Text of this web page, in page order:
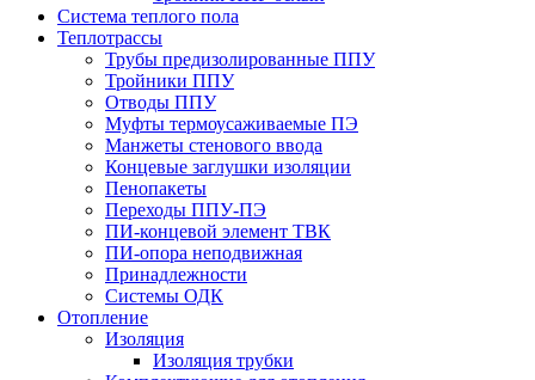
Система теплого пола
Теплотрассы
Трубы предизолированные ППУ
Тройники ППУ
Отводы ППУ
Муфты термоусаживаемые ПЭ
Манжеты стенового ввода
Концевые заглушки изоляции
Пенопакеты
Переходы ППУ-ПЭ
ПИ-концевой элемент ТВК
ПИ-опора неподвижная
Принадлежности
Системы ОДК
Отопление
Изоляция
Изоляция трубки